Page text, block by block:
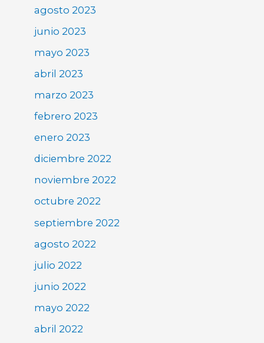
agosto 2023
junio 2023
mayo 2023
abril 2023
marzo 2023
febrero 2023
enero 2023
diciembre 2022
noviembre 2022
octubre 2022
septiembre 2022
agosto 2022
julio 2022
junio 2022
mayo 2022
abril 2022